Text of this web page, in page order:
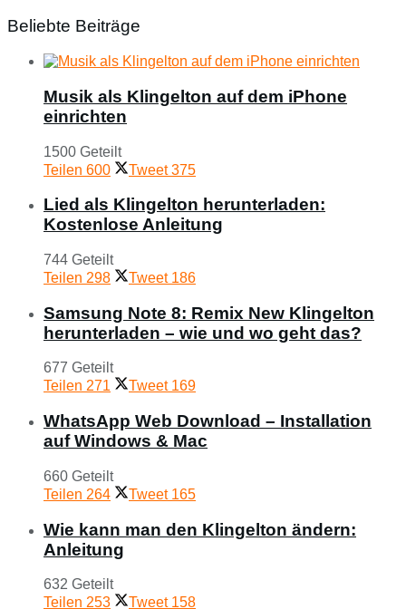
Beliebte Beiträge
Musik als Klingelton auf dem iPhone
einrichten
1500 Geteilt
Teilen 600 Tweet 375
Lied als Klingelton herunterladen:
Kostenlose Anleitung
744 Geteilt
Teilen 298 Tweet 186
Samsung Note 8: Remix New Klingelton
herunterladen – wie und wo geht das?
677 Geteilt
Teilen 271 Tweet 169
WhatsApp Web Download – Installation
auf Windows & Mac
660 Geteilt
Teilen 264 Tweet 165
Wie kann man den Klingelton ändern:
Anleitung
632 Geteilt
Teilen 253 Tweet 158